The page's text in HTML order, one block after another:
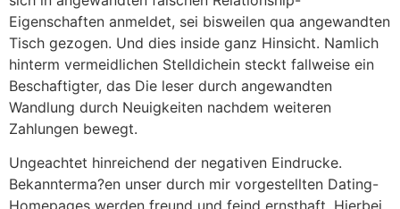
Eigenschaften anmeldet, sei bisweilen qua angewandten
Tisch gezogen. Und dies inside ganz Hinsicht. Namlich
hinterm vermeidlichen Stelldichein steckt fallweise ein
Beschaftigter, das Die leser durch angewandten
Wandlung durch Neuigkeiten nachdem weiteren
Zahlungen bewegt.
Ungeachtet hinreichend der negativen Eindrucke.
Bekannterma?en unser durch mir vorgestellten Dating-
Homepages werden freund und feind ernsthaft. Hierbei